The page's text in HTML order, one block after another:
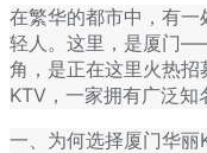
在繁华的都市中，有
轻人。这里，是厦门
角，是正在这里火热
KTV，一家拥有广泛知
一、为何选择厦门华丽